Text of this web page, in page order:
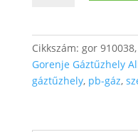
(PB)
mennyiség
Cikkszám: gor
Gorenje Gáztűzhely
gáztűzhely, pb-gáz,